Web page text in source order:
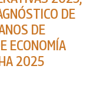
DE
DE
ECONOMÍA
2025